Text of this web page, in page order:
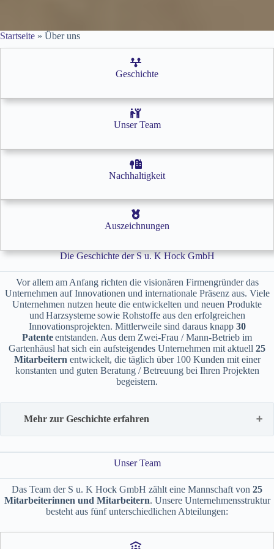
Startseite » Über uns
Geschichte
Unser Team
Nachhaltigkeit
Auszeichnungen
Die Geschichte der S u. K Hock GmbH
Vor allem am Anfang richten die visionären Firmengründer das
Unternehmen auf Innovationen und internationale Präsenz aus. Viele
Unternehmen nutzen heute die entwickelten und neuen Produkte
und Harzsysteme sowie Rohstoffe aus den erfolgreichen
Innovationsprojekten. Mittlerweile sind daraus knapp 30
Patenteentstanden. Aus dem Zwei-Frau / Mann-Betrieb im
Gartenhäusl hat sich ein aufsteigendes Unternehmen mit aktuell 25
Mitarbeitern entwickelt, die täglich über 100 Kunden mit einer
konstanten und guten Beratung / Betreuung bei Ihren Projekten
begeistern.
Mehr zur Geschichte erfahren
Unser Team
Das Team der S u. K Hock GmbH zählt eine Mannschaft von 25
Mitarbeiterinnen und Mitarbeitern. Unsere Unternehmensstruktur
besteht aus fünf unterschiedlichen Abteilungen: